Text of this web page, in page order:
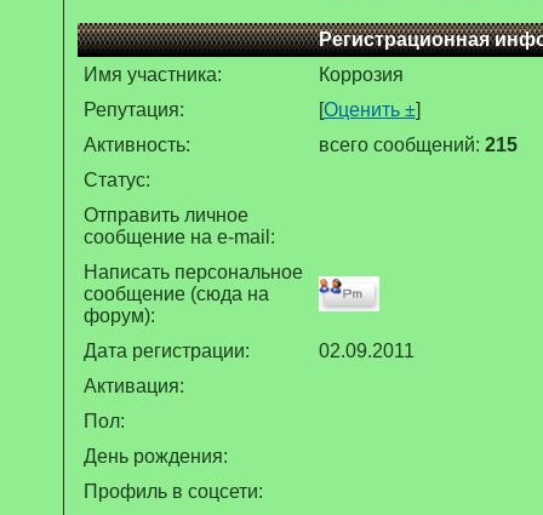
Регистрационная
Имя участника:
Коррозия
Репутация:
[Оценить ±]
Активность:
всего сообщений: 215
Статус:
Отправить личное
сообщение на e-mail:
Написать персональное
сообщение (сюда на
форум):
Дата регистрации:
02.09.2011
Активация:
Пол:
День рождения:
Профиль в соцсети: